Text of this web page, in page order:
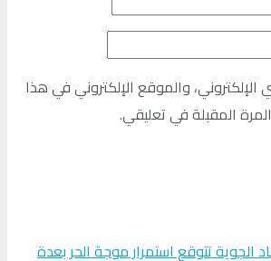
والموقع الإلكتروني في هذا
المقبلة في تعليقي.